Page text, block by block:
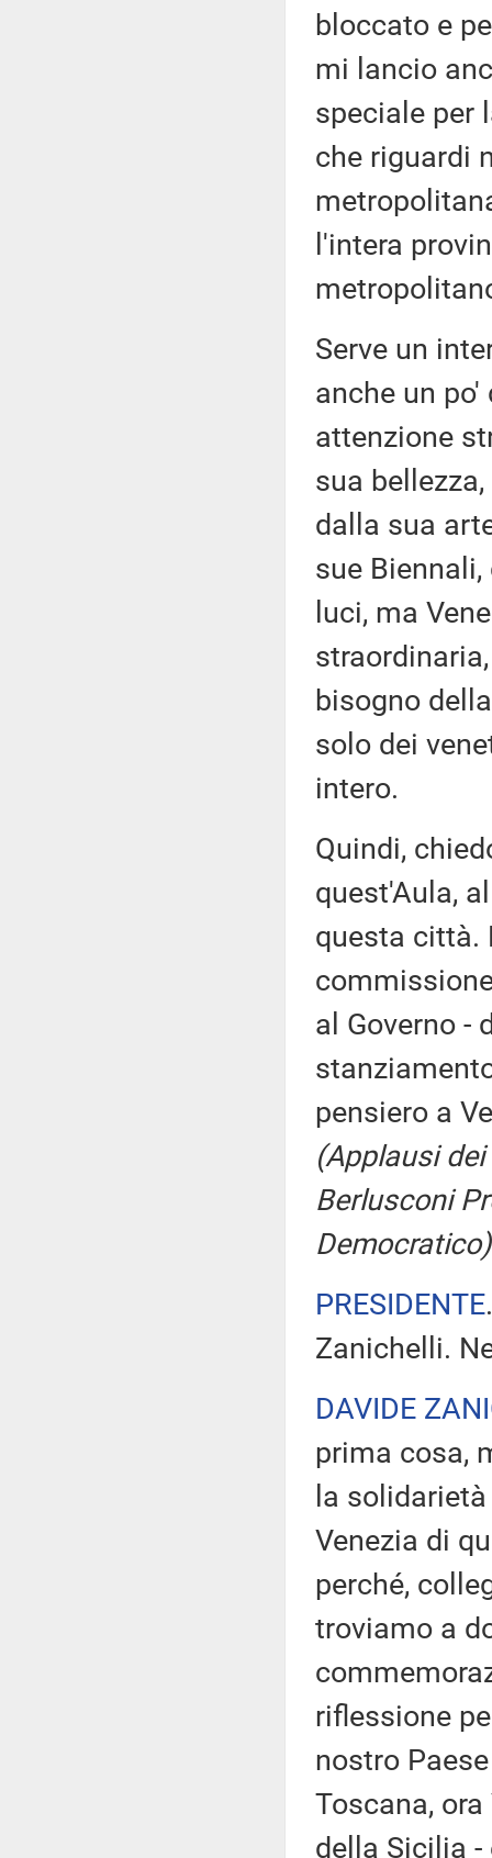
bloccato e
mi lancio
speciale per
che riguardi
l'intera
Serve un
anche un
attenzione
sua
dalla sua
sue
luci, ma
bisogno
solo dei
intero.
Quindi,
quest'Aula,
questa città.
al Governo -
pensiero a
(Applausi
Berlusconi
PRESIDENTE
Zanichelli.
DAVIDE
prima cosa,
la
Venezia di
perché,
troviamo a
riflessione
nostro
Toscana,
della Sicilia -